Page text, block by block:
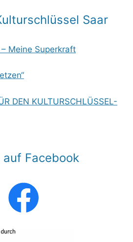
Saar
– Meine Superkraft
DEN KULTURSCHLÜSSEL-
auf Facebook